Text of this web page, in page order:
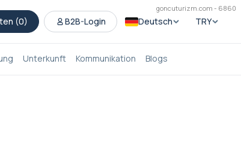
goncuturizm.com - 6860
(0) B2B-Login Deutsch TRY
Unterkunft Kommunikation Blogs